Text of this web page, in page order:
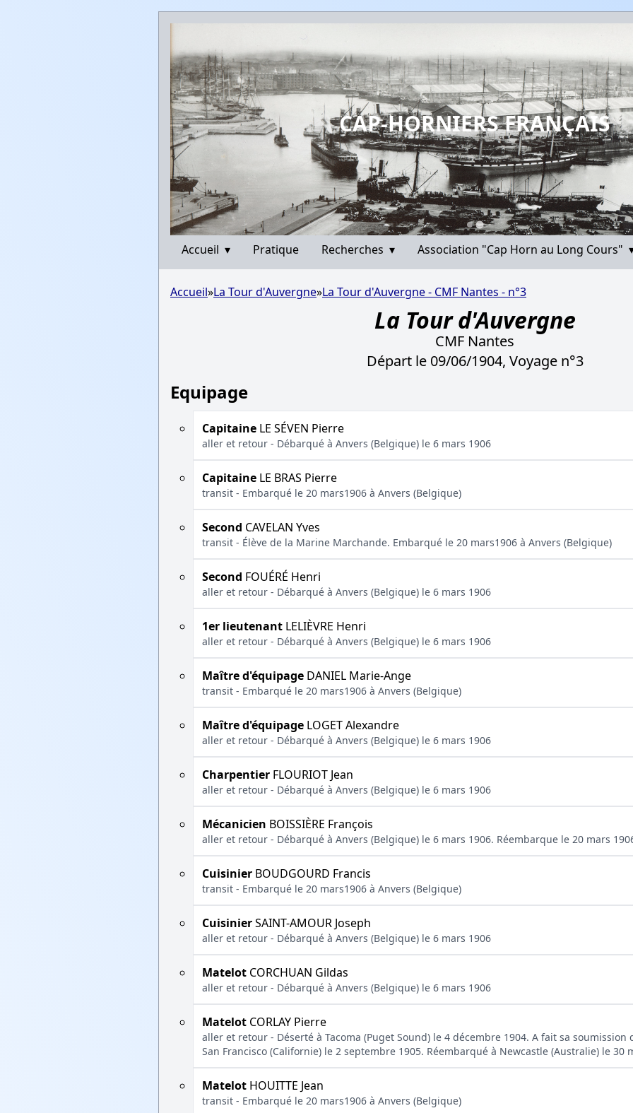
CAP-HORNIERS FRANÇAIS
Accueil ▾ Pratique Recherches ▾ Association "Cap Horn au Long Cours"
Accueil»La Tour d'Auvergne»La Tour d'Auvergne - CMF Nantes - n°3
La Tour d'Auvergne
CMF Nantes
Départ le 09/06/1904, Voyage n°3
Equipage
Capitaine LE SÉVEN Pierre
aller et retour - Débarqué à Anvers (Belgique) le 6 mars 1906
Capitaine LE BRAS Pierre
transit - Embarqué le 20 mars1906 à Anvers (Belgique)
Second CAVELAN Yves
transit - Élève de la Marine Marchande. Embarqué le 20 mars1906 à Anvers (Belgique)
Second FOUÉRÉ Henri
aller et retour - Débarqué à Anvers (Belgique) le 6 mars 1906
1er lieutenant LELIÈVRE Henri
aller et retour - Débarqué à Anvers (Belgique) le 6 mars 1906
Maître d'équipage DANIEL Marie-Ange
transit - Embarqué le 20 mars1906 à Anvers (Belgique)
Maître d'équipage LOGET Alexandre
aller et retour - Débarqué à Anvers (Belgique) le 6 mars 1906
Charpentier FLOURIOT Jean
aller et retour - Débarqué à Anvers (Belgique) le 6 mars 1906
Mécanicien BOISSIÈRE François
aller et retour - Débarqué à Anvers (Belgique) le 6 mars 1906. Réembarque le 20 mars
Cuisinier BOUDGOURD Francis
transit - Embarqué le 20 mars1906 à Anvers (Belgique)
CuisinierSAINT-AMOUR Joseph
aller et retour - Débarqué à Anvers (Belgique) le 6 mars 1906
Matelot CORCHUAN Gildas
aller et retour - Débarqué à Anvers (Belgique) le 6 mars 1906
Matelot CORLAY Pierre
aller et retour - Déserté à Tacoma (Puget Sound) le 4 décembre 1904. A fait sa soumission
San Francisco (Californie) le 2 septembre 1905. Réembarqué à Newcastle (Australie) le 30
Matelot HOUITTE Jean
transit - Embarqué le 20 mars1906 à Anvers (Belgique)